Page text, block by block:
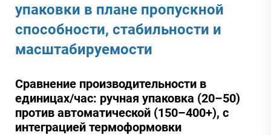
упаковки в плане пропускной
способности, стабильности и
масштабируемости
Сравнение производительности в
единицах/час: ручная упаковка (20–50)
против автоматической (150–400+), с
интеграцией термоформовки